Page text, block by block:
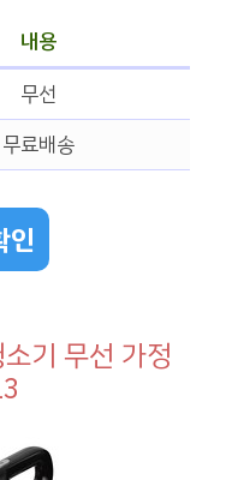
내용
무선
무료배송
인
기 무선 가정